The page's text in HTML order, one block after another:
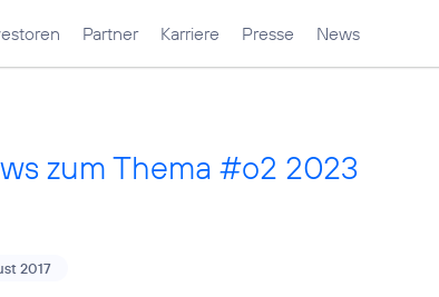
Partner Karriere Presse News
zum Thema #o2 2023
2017